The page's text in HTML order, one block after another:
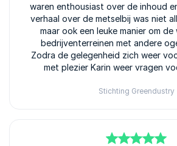
waren enthousiast over de inhoud
verhaal over de metselbij was niet
maar ook een leuke manier om
bedrijventerreinen met andere
Zodra de gelegenheid zich weer
met plezier Karin weer vragen
Stichting Greendustry